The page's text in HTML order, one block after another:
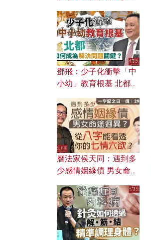
濟為何仍然低迷？
鄧飛：少子化衝擊「中
小幼」教育根基 北都如
曆法家侯天同：遇到多
少感情姻緣債 男女命途
的七情六欲？